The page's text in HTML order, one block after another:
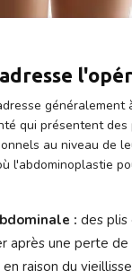
généralement
qui présentent des
au niveau de
l'abdominoplastie
: des plis
après une perte
raison du